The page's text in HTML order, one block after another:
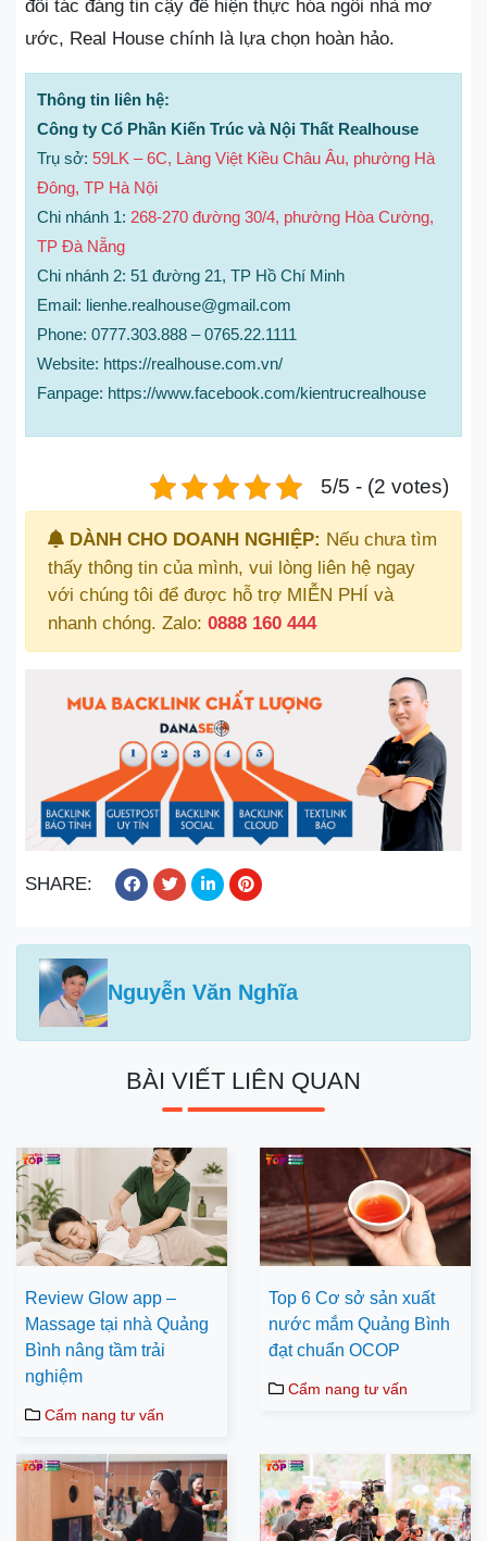
đối tác đáng tin cậy để hiện thực hóa ngôi nhà mơ
ước, Real House chính là lựa chọn hoàn hảo.
Thông tin liên hệ:
Công ty Cổ Phần Kiến Trúc và Nội Thất Realhouse
Trụ sở: 59LK – 6C, Làng Việt Kiều Châu Âu, phường Hà
Đông, TP Hà Nội
Chi nhánh 1: 268-270 đường 30/4, phường‍ Hòa‍ Cường,
TP Đà Nẵng
Chi nhánh 2: 51 đường 21, TP Hồ Chí Minh
Email: lienhe.realhouse@gmail.com
Phone: 0777.303.888 – 0765.22.1111
Website: https://realhouse.com.vn/
Fanpage: https://www.facebook.com/kientrucrealhouse
5/5 - (2 votes)
DÀNH CHO DOANH NGHIỆP: Nếu chưa tìm
thấy thông tin của mình, vui lòng liên hệ ngay
với chúng tôi để được hỗ trợ MIỄN PHÍ và
nhanh chóng. Zalo: 0888 160 444
SHARE:
Nguyễn Văn Nghĩa
BÀI VIẾT LIÊN QUAN
Review Glow app –
Massage tại nhà Quảng
Bình nâng tầm trải
nghiệm
Cẩm nang tư vấn
Top 6 Cơ sở sản xuất
nước mắm Quảng Bình
đạt chuẩn OCOP
Cẩm nang tư vấn